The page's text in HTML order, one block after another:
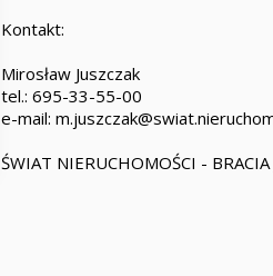
Kontakt:
Mirosław Juszczak
tel.: 695-33-55-00
e-mail:
ŚWIAT NIERUCHOMOŚCI - BRACIA